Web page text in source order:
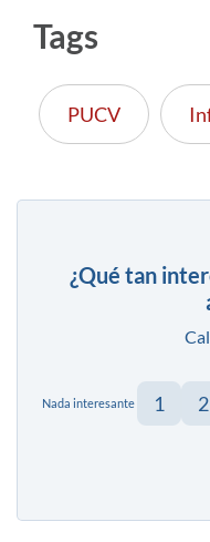
Tags
PUCV
¿Qué tan
Nada interesante 1 2